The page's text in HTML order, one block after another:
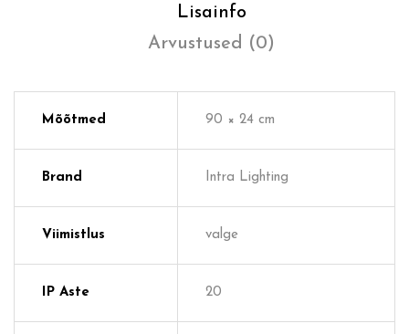
Lisainfo
Arvustused (0)
Mõõtmed 90 × 24 cm
Brand Intra Lighting
Viimistlus valge
IP Aste 20